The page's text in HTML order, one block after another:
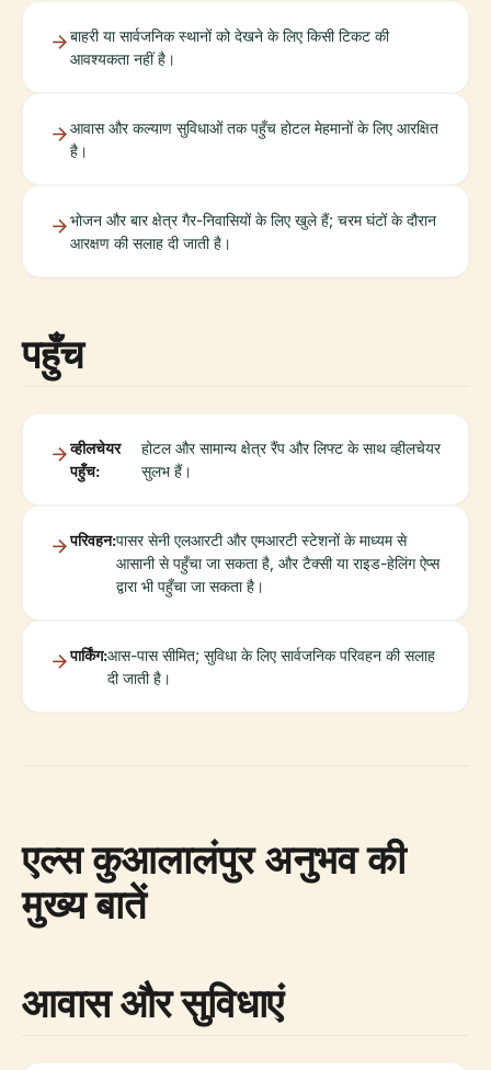
बाहरी या सार्वजनिक स्थानों को देखने के लिए किसी टिकट की
आवश्यकता नहीं है।
आवास और कल्याण सुविधाओं तक पहुँच होटल मेहमानों के लिए आरक्षित
है।
भोजन और बार क्षेत्र गैर-निवासियों के लिए खुले हैं; चरम घंटों के दौरान
आरक्षण की सलाह दी जाती है।
पहुँच
व्हीलचेयर
पहुँच:
होटल और सामान्य क्षेत्र रैंप और लिफ्ट के साथ व्हीलचेयर
सुलभ हैं।
परिवहन:पासर सेनी एलआरटी और एमआरटी स्टेशनों के माध्यम से
आसानी से पहुँचा जा सकता है, और टैक्सी या राइड-हेलिंग ऐप्स
द्वारा भी पहुँचा जा सकता है।
पार्किंग:आस-पास सीमित; सुविधा के लिए सार्वजनिक परिवहन की सलाह
दी जाती है।
एल्स कुआलालंपुर अनुभव की
मुख्य बातें
आवास और सुविधाएं